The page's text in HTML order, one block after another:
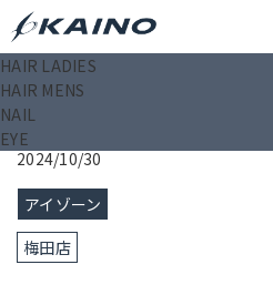
HAIR LADIES
HAIR MENS
NAIL
EYE
KAINO－カイノ－【公式サイト】
マ
2024/10/30
アイゾーン
梅田店